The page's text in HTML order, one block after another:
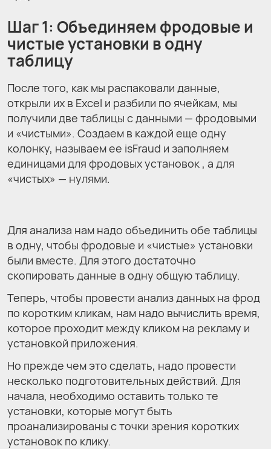
Шаг 1: Объединяем фродовые и
чистые установки в одну
таблицу
После того, как мы распаковали данные,
открыли их в Excel и разбили по ячейкам, мы
получили две таблицы с данными — фродовыми
и «чистыми». Создаем в каждой еще одну
колонку, называем ее isFraud и заполняем
единицами для фродовых установок , а для
«чистых» — нулями.
Для анализа нам надо объединить обе таблицы
в одну, чтобы фродовые и «чистые» установки
были вместе. Для этого достаточно
скопировать данные в одну общую таблицу.
Теперь, чтобы провести анализ данных на фрод
по коротким кликам, нам надо вычислить время,
которое проходит между кликом на рекламу и
установкой приложения.
Но прежде чем это сделать, надо провести
несколько подготовительных действий. Для
начала, необходимо оставить только те
установки, которые могут быть
проанализированы с точки зрения коротких
установок по клику.